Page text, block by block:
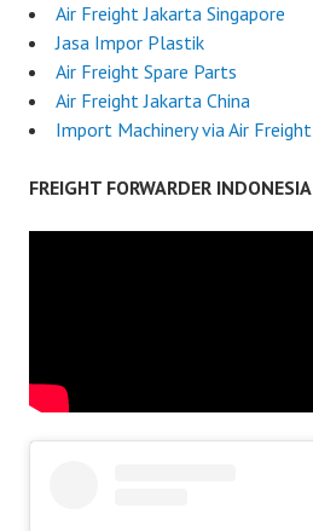
Air Freight Jakarta Singapore
Jasa Impor Plastik
Air Freight Spare Parts
Air Freight Jakarta China
Import Machinery via Air Freight
FREIGHT FORWARDER INDONESIA